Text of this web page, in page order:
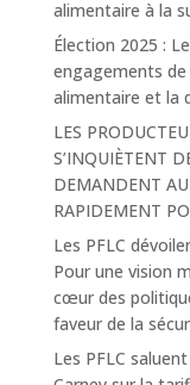
alimentaire à la
Élection 2025 :
engagements
alimentaire et la
LES
S’INQUIÈTENT
DEMANDENT
RAPIDEMENT
Les PFLC
Pour une vision
cœur des
faveur de la
Les PFLC